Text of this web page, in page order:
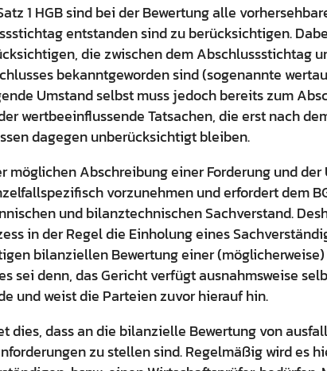
1 HGB sind bei der Bewertung alle
entstanden sind zu berücksichtigen.
die zwischen dem Abschlussstichtag
bekanntgeworden sind (sogenannte
Umstand selbst muss jedoch bereits zum
wertbeeinflussende Tatsachen, die erst nach
dagegen unberücksichtigt bleiben.
möglichen Abschreibung einer Forderung und
vorzunehmen und erfordert dem
und bilanztechnischen Sachverstand.
in der Regel die Einholung eines
bilanziellen Bewertung einer
sei denn, das Gericht verfügt ausnahmsweise
und weist die Parteien zuvor hierauf hin.
dies, dass an die bilanzielle Bewertung von
zu stellen sind. Regelmäßig wird es